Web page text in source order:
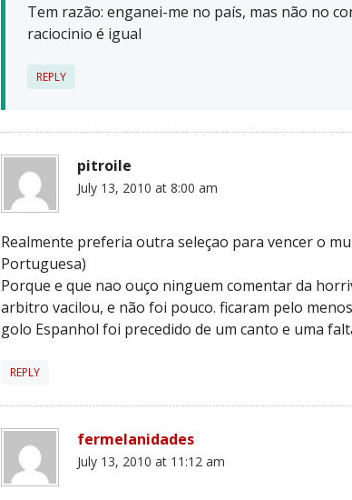
Tem razão: enganei-me no país, mas não no
raciocinio é igual
REPLY
pitroile
July 13, 2010 at 8:00 am
Realmente preferia outra seleçao para vencer o
Portuguesa)
Porque e que nao ouço ninguem comentar da
arbitro vacilou, e não foi pouco. ficaram pelo
golo Espanhol foi precedido de um canto e uma
REPLY
fermelanidades
July 13, 2010 at 11:12 am